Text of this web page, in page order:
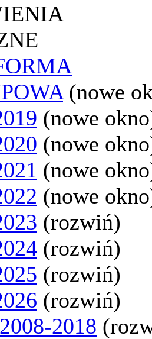
(nowe
(nowe
(nowe
(nowe
(nowe
(rozwiń)
(rozwiń)
(rozwiń)
(rozwiń)
2018